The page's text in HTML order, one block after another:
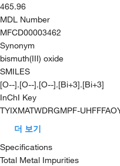
465.96
MDL Number
MFCD00003462
Synonym
bismuth(III) oxide
SMILES
[O--].[O--].[O--].[Bi+3].[Bi+3]
InChI Key
TYIXMATWDRGMPF-
더 보기
Specifications
Total Metal Impurities